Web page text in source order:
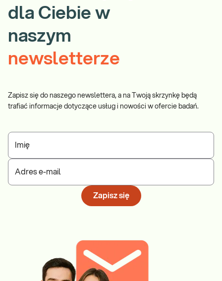
dla Ciebie w
naszym
newsletterze
Zapisz się do naszego newslettera, a na Twoją skrzynkę będą
trafiać informacje dotyczące usług i nowości w ofercie badań.
Imię
Adres e-mail
Zapisz się